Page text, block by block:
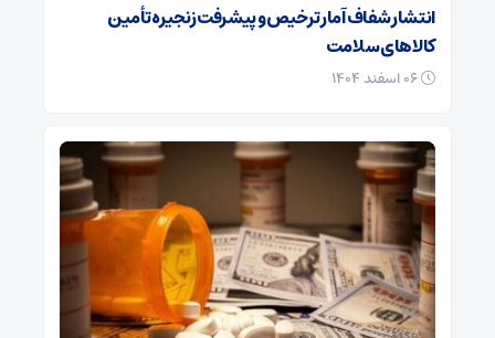
انتشار شفاف آمار ترخیص و پیشرفت زنجیره تأمین
کالاهای سلامت